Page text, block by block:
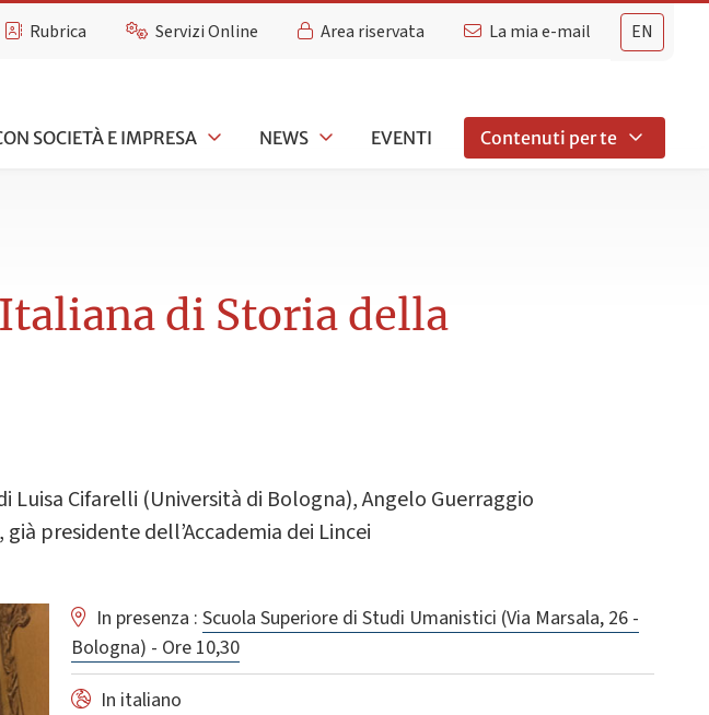
EN
Rubrica Servizi Online Area riservata La mia e-mail
SOCIETÀ E IMPRESA NEWS EVENTI Contenuti per te
di Storia della
Cifarelli (Università di Bologna), Angelo Guerraggio
presidente dell’Accademia dei Lincei
In presenza : Scuola Superiore di Studi Umanistici (Via Marsala, 26 -
Bologna) - Ore 10,30
In italiano